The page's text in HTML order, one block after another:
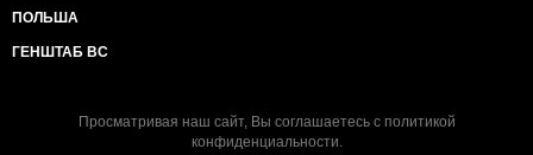
ПОЛЬША
ГЕНШТАБ ВС
Просматривая наш сайт, Вы соглашаетесь с политикой
конфиденциальности.